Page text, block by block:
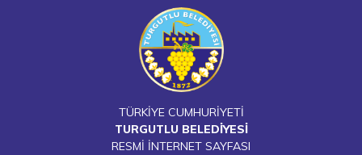
TÜRKİYE CUMHURİYETİ
TURGUTLU BELEDİYESİ
RESMİ İNTERNET SAYFASI